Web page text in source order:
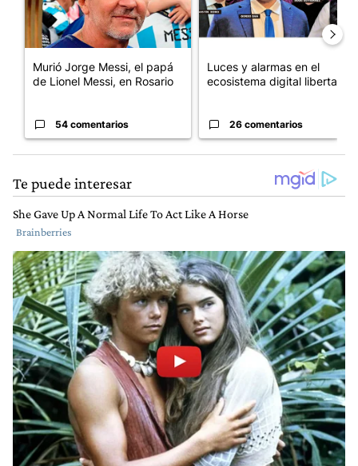
Murió Jorge Messi, el papá
de Lionel Messi, en Rosario
54 comentarios
Luces y alarmas en el
ecosistema digital libertario
26 comentarios